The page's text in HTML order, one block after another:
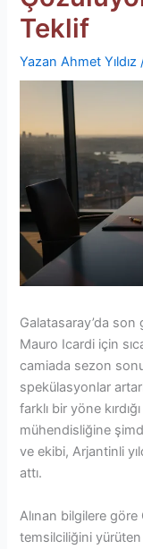
Teklif
Yazan Ahmet Yıldız
Galatasaray’da
Mauro Icardi için
camiada sezon
spekülasyonlar
farklı bir yöne
mühendisliğine
ve ekibi, Arjantinli
attı.
Alınan bilgilere
temsilciliğini yürüten